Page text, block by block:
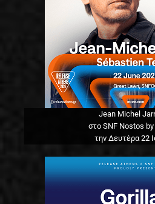
Jean Michel
στο SNF Nostos
την Δευτέρα 22